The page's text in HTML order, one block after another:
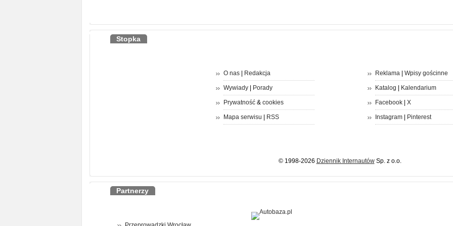
Stopka
O nas| Redakcja
Wywiady| Porady
Prywatność& cookies
Mapa serwisu RSS
Reklama| Wpisy gościnne
Katalog Kalendarium
Facebook| X
Instagram| Pinterest
© 1998-2026 Dziennik InternautówSp. z o.o.
Partnerzy